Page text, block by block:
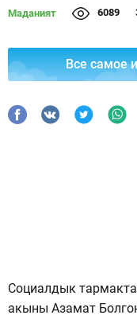
Маданият 6089
Все самое
Социалдык
акыны Азамат